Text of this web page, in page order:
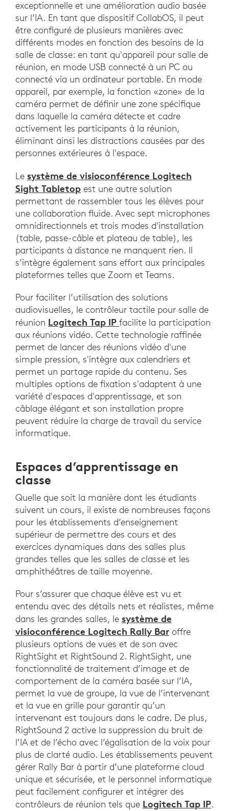
exceptionnelle et une amélioration audio basée
sur l’IA. En tant que dispositif CollabOS, il peut
être configuré de plusieurs manières avec
différents modes en fonction des besoins de la
salle de classe: en tant qu'appareil pour salle de
réunion, en mode USB connecté à un PC ou
connecté via un ordinateur portable. En mode
appareil, par exemple, la fonction «zone» de la
caméra permet de définir une zone spécifique
dans laquelle la caméra détecte et cadre
activement les participants à la réunion,
éliminant ainsi les distractions causées par des
personnes extérieures à l'espace.
Le système de visioconférence Logitech
Sight Tabletop est une autre solution
permettant de rassembler tous les élèves pour
une collaboration fluide. Avec sept microphones
omnidirectionnels et trois modes d'installation
(table, passe-câble et plateau de table), les
participants à distance ne manquent rien. Il
s’intègre également sans effort aux principales
plateformes telles que Zoom et Teams.
Pour faciliter l’utilisation des solutions
audiovisuelles, le contrôleur tactile pour salle de
réunion Logitech Tap IP facilite la participation
aux réunions vidéo. Cette technologie raffinée
permet de lancer des réunions vidéo d'une
simple pression, s'intègre aux calendriers et
permet un partage rapide du contenu. Ses
multiples options de fixation s'adaptent à une
variété d'espaces d'apprentissage, et son
câblage élégant et son installation propre
peuvent réduire la charge de travail du service
informatique.
Espaces d’apprentissage en
classe
Quelle que soit la manière dont les étudiants
suivent un cours, il existe de nombreuses façons
pour les établissements d’enseignement
supérieur de permettre des cours et des
exercices dynamiques dans des salles plus
grandes telles que les salles de classe et les
amphithéâtres de taille moyenne.
Pour s’assurer que chaque élève est vu et
entendu avec des détails nets et réalistes, même
dans les grandes salles, le système de
visioconférence Logitech Rally Bar offre
plusieurs options de vues et de son avec
RightSight et RightSound 2. RightSight, une
fonctionnalité de traitement d’image et de
comportement de la caméra basée sur l’IA,
permet la vue de groupe, la vue de l’intervenant
et la vue en grille pour garantir qu’un
intervenant est toujours dans le cadre. De plus,
RightSound 2 active la suppression du bruit de
l’IA et de l’écho avec l’égalisation de la voix pour
plus de clarté audio. Les établissements peuvent
gérer Rally Bar à partir d’une plateforme cloud
unique et sécurisée, et le personnel informatique
peut facilement configurer et intégrer des
contrôleurs de réunion tels que Logitech Tap IP.